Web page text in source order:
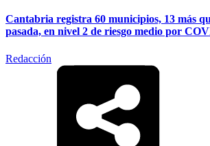
Cantabria registra 60 municipios, 13 más
pasada, en nivel 2 de riesgo medio por
Redacción